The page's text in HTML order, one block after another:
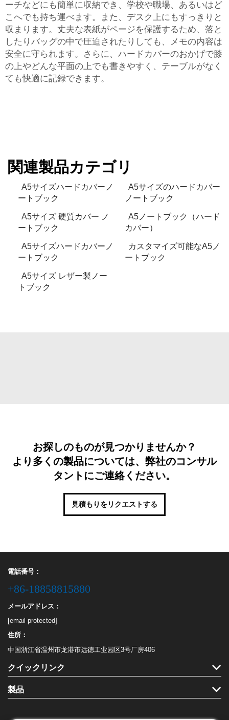
ーチなどにも簡単に収納でき、学校や職場、あるいはど
こへでも持ち運べます。また、デスク上にもすっきりと
収まります。丈夫な表紙がページを保護するため、落と
したりバッグの中で圧迫されたりしても、メモの内容は
安全に守られます。さらに、ハードカバーのおかげで膝
の上やどんな平面の上でも書きやすく、テーブルがなく
ても快適に記録できます。
関連製品カテゴリ
A5サイズハードカバーノ
ートブック
A5サイズのハードカバー
ノートブック
A5サイズ 硬質カバー ノ
ートブック
A5ノートブック（ハード
カバー）
A5サイズハードカバーノ
ートブック
カスタマイズ可能なA5ノ
ートブック
A5サイズ レザー製ノー
トブック
お探しのものが見つかりませんか？
より多くの製品については、弊社のコンサル
タントにご連絡ください。
見積もりをリクエストする
電話番号：
+86-18858815880
メールアドレス：
[email protected]
住所：
中国浙江省温州市龙港市远德工业园区3号厂房406
クイックリンク
製品